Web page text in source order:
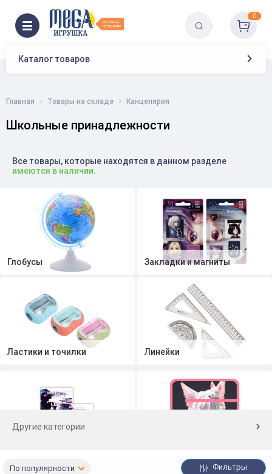
Каталог товаров
0
Главная Товары на складе Канцелярия
Школьные принадлежности
Все товары, которые находятся в данном разделе
имеются в наличии.
Глобусы Закладки и магниты
Ластики и точилки Линейки
Другие категории
По популярности Фильтры